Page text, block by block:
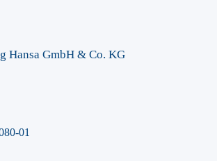
Hansa GmbH & Co. KG
01